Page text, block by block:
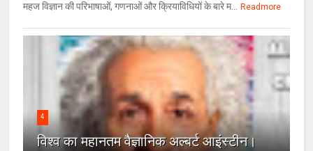
महज विज्ञान की परिभाषाओं, गणनाओं और क्रियाविधियों के बारे म...
Readmore
4
विश्‍व का महानतम वैज्ञानिक अल्बर्ट आइंस्टीन।